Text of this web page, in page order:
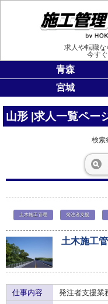
求人や転職な
今す
青森
宮城
山形 |求人一覧ペー
検索
土木施工管理 発注者支援
土木施工
仕事内容 発注者支援業